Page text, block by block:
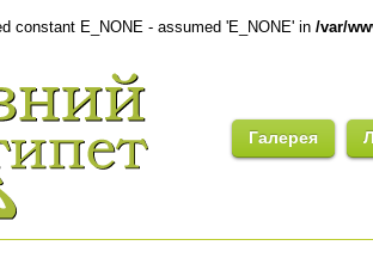
constant E_NONE - assumed 'E_NONE' in /var/
Галерея